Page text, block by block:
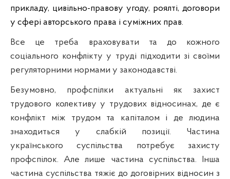
прикладу, цивільно-правову угоду, роялті, договори
у сфері авторського права і суміжних прав.
Все це треба враховувати та до кожного
соціального конфлікту у труді підходити зі своїми
регуляторними нормами у законодавстві.
Безумовно, профспілки актуальні як захист
трудового колективу у трудових відносинах, де є
конфлікт між трудом та капіталом і де людина
знаходиться у слабкій позиції. Частина
українського суспільства потребує захисту
профспілок. Але лише частина суспільства. Інша
частина суспільства тяжіє до договірних відносин з